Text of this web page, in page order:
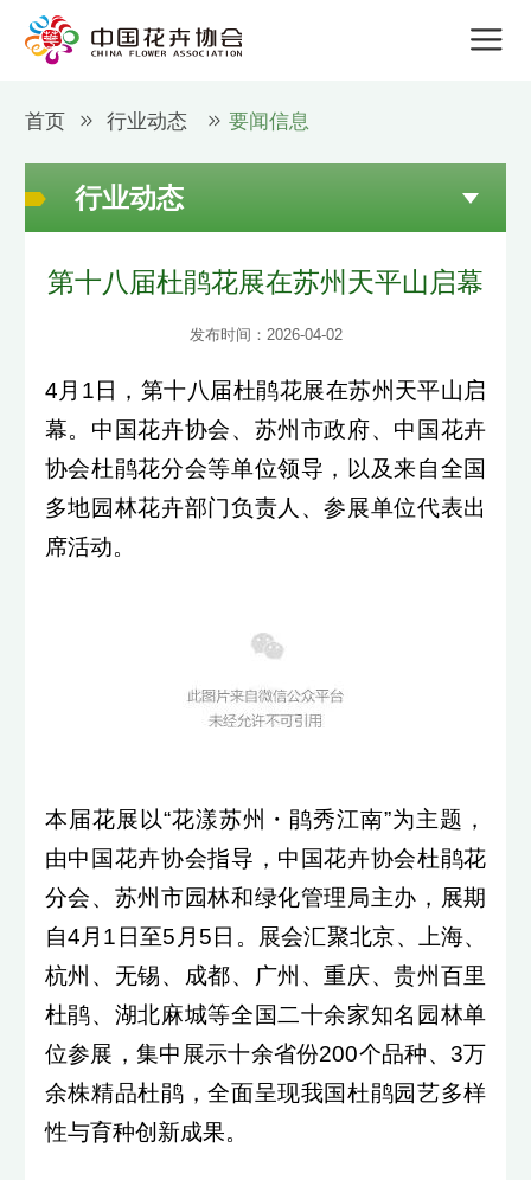
首页 行业动态 要闻信息
行业动态
第十八届杜鹃花展在苏州天平山启幕
发布时间：2026-04-02
4月1日，第十八届杜鹃花展在苏州天平山启
幕。中国花卉协会、苏州市政府、中国花卉
协会杜鹃花分会等单位领导，以及来自全国
多地园林花卉部门负责人、参展单位代表出
席活动。
本届花展以“花漾苏州・鹃秀江南”为主题，
由中国花卉协会指导，中国花卉协会杜鹃花
分会、苏州市园林和绿化管理局主办，展期
自4月1日至5月5日。展会汇聚北京、上海、
杭州、无锡、成都、广州、重庆、贵州百里
杜鹃、湖北麻城等全国二十余家知名园林单
位参展，集中展示十余省份200个品种、3万
余株精品杜鹃，全面呈现我国杜鹃园艺多样
性与育种创新成果。